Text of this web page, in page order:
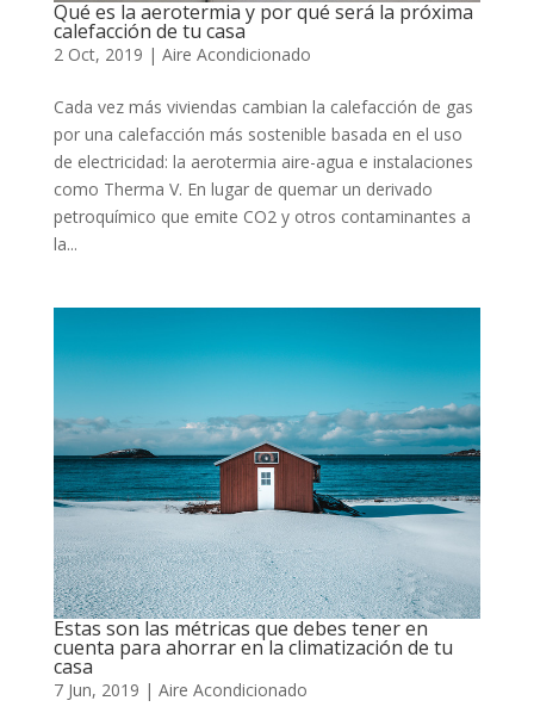
Qué es la aerotermia y por qué será la próxima
calefacción de tu casa
2 Oct, 2019 | Aire Acondicionado
Cada vez más viviendas cambian la calefacción de gas
por una calefacción más sostenible basada en el uso
de electricidad: la aerotermia aire-agua e instalaciones
como Therma V. En lugar de quemar un derivado
petroquímico que emite CO2 y otros contaminantes a
la...
Estas son las métricas que debes tener en
cuenta para ahorrar en la climatización de tu
casa
7 Jun, 2019 | Aire Acondicionado